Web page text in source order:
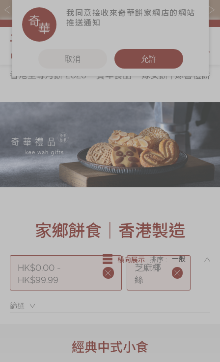
購物滿$368(折扣後)即免本地運費！
關於奇華
商務銷售
嫁喜須知
奇華網誌
奇華餅食
嫁女餅 | 嫁喜禮
餅
手信禮品
節日時令食品
茗茶系列
奇華迪士尼禮盒
奇華LINE
FRIENDS禮盒
更多
奇華工作坊
奇華茶室
聯絡奇華
加入奇華
香港至尊月餅 2026 賀年食品
嫁女餅 | 嫁喜禮餅
家鄉餅食｜香港製造
HK$0.00 -
HK$99.99
芝麻椰
絲
篩選：
橫向展示 排序 :
經典中式小食
我同意接收來奇華餅家網店的網站
推送通知
取消 允許